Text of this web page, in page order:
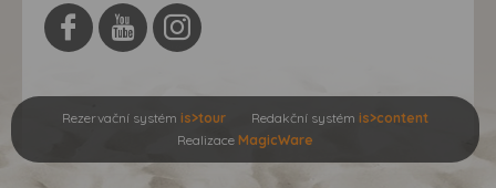
Rezervační systém is>tour Redakční systém is>content
Realizace MagicWare